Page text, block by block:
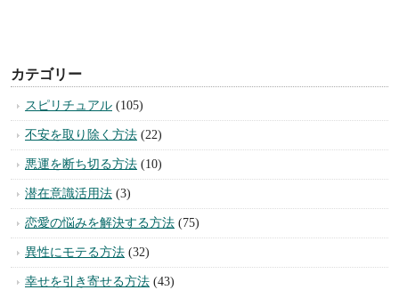
カテゴリー
スピリチュアル (105)
不安を取り除く方法 (22)
悪運を断ち切る方法 (10)
潜在意識活用法 (3)
恋愛の悩みを解決する方法 (75)
異性にモテる方法 (32)
幸せを引き寄せる方法 (43)